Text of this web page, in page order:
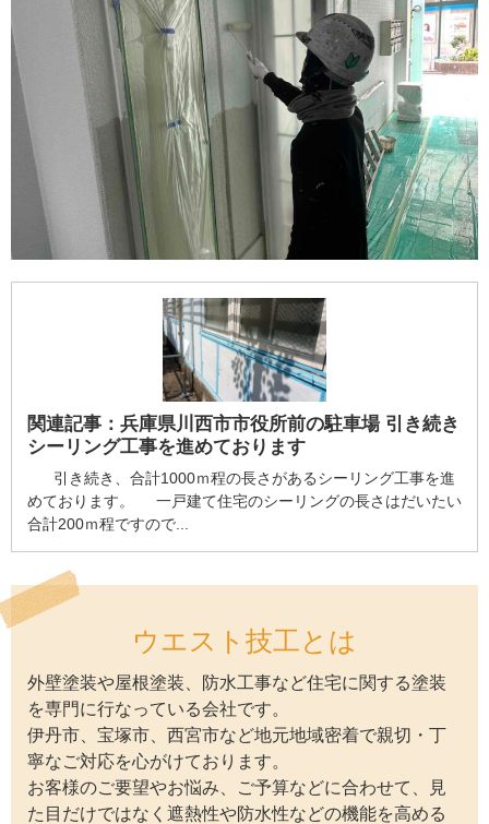
関連記事： 兵庫県川西市市役所前の駐車場 引き続き
シーリング工事を進めております
引き続き、合計1000ｍ程の長さがあるシーリング工事を進
めております。 一戸建て住宅のシーリングの長さはだいたい
合計200ｍ程ですので...
ウエスト技工とは
外壁塗装や屋根塗装、防水工事など住宅に関する塗装
を専門に行なっている会社です。
伊丹市、宝塚市、西宮市など地元地域密着で親切・丁
寧なご対応を心がけております。
お客様のご要望やお悩み、ご予算などに合わせて、見
た目だけではなく遮熱性や防水性などの機能を高める